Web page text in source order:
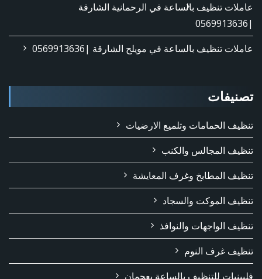
عاملات تنظيف بالساعة في الرحمانية الشارقة
|0569913636
عاملات تنظيف بالساعة في مويلح الشارقة |0569913636
تصنيفات
تنظيف الحمامات وتلميع الارضيات
تنظيف المجالس والكنب
تنظيف المطابخ وغرف المعايشة
تنظيف الموكت والسجاد
تنظيف الواجهات والنوافذ
تنظيف غرف النوم
فلبينيات للتنظيف بالساعة بعجمان